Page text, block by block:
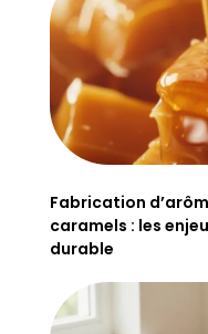
Fabrication
caramels : les
durable